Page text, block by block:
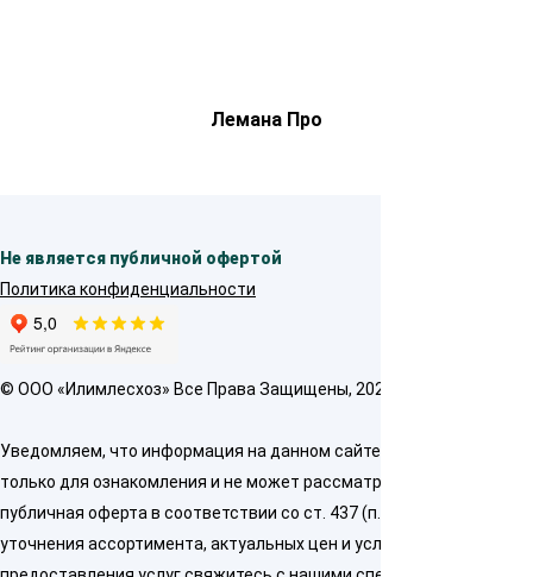
Лемана Про
Не является публичной офертой
Политика конфиденциальности
© OOO «Илимлесхоз» Все Права Защищены, 2026
Уведомляем, что информация на данном сайте предназначена
только для ознакомления и не может рассматриваться как
публичная оферта в соответствии со ст. 437 (п. 2) ГК РФ. Для
уточнения ассортимента, актуальных цен и условий